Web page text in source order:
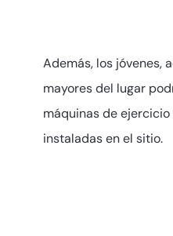
Además, los jóvenes,
mayores del lugar
máquinas de
instaladas en el sitio.